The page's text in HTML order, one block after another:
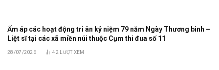
Ấm áp các hoạt động tri ân kỷ niệm 79 năm Ngày Thương binh –
Liệt sĩ tại các xã miền núi thuộc Cụm thi đua số 11
28/07/2026 42 LƯỢT XEM